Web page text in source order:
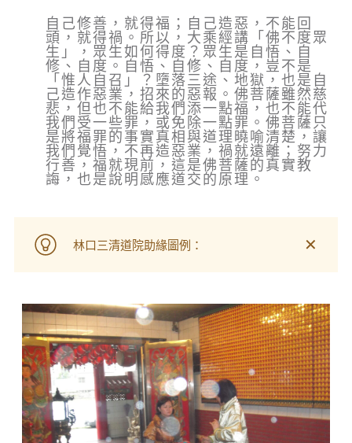
自己修善，就得福；自己造惡，不能回
頭，就得禍。所以，大乘經講「佛不度眾
生」，眾生如何得度？眾生是自悟、自
修、自度。自悟、自修、自度，豈不是
「惟人自召」？墮落三途、地獄，也是自
己造作惡業，招來的惡報。佛菩薩雖然慈
悲，但也不能給我們添一點福，也不能代
我們受一些罪，或免除一點罪。佛菩薩只
是將福罪的事實真相與道理曉喻清楚，讓
我們覺悟，不再造惡業，禍就遠離；努力
行善，福就現前，這是佛菩薩的真實教
誨，也是說明感應道交的原理。
林口三清道院助緣圖例： ✕